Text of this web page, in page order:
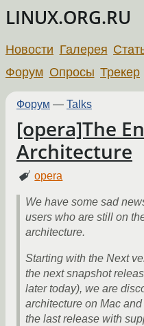
LINUX.ORG.RU
Новости Галерея
Форум Опросы Трекер
Форум — Talks
[opera]The
Architecture
opera
We have some sad
users who are still on
architecture.
Starting with the Next
the next snapshot
later today), we are
architecture on Mac
the last release with